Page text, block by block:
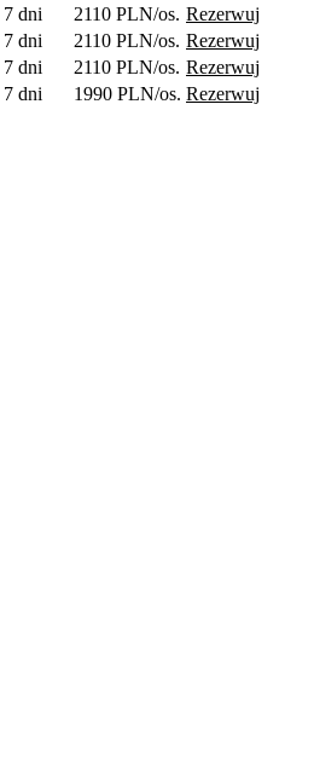
7 dni 2110 PLN/os. Rezerwuj
7 dni 2110 PLN/os. Rezerwuj
7 dni 2110 PLN/os. Rezerwuj
7 dni 1990 PLN/os. Rezerwuj